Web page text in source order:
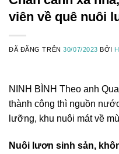
viên về quê nuôi
ĐÃ ĐĂNG TRÊN30/07/2023 BỞI
NINH BÌNH Theo anh
thành công thì nguồn
lưỡng, khu nuôi mát về
Nuôi lươn sinh sản,